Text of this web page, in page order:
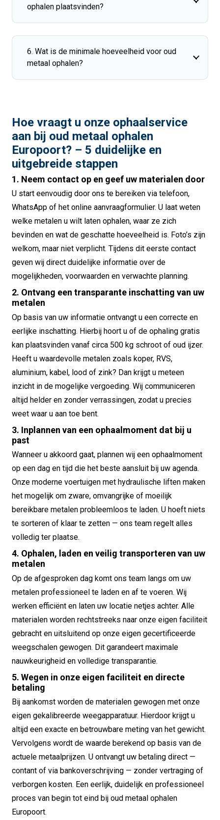
ophalen plaatsvinden?
6. Wat is de minimale hoeveelheid voor oud
metaal ophalen?
Hoe vraagt u onze ophaalservice
aan bij oud metaal ophalen
Europoort? – 5 duidelijke en
uitgebreide stappen
1. Neem contact op en geef uw materialen door
U start eenvoudig door ons te bereiken via telefoon,
WhatsApp of het online aanvraagformulier. U laat weten
welke metalen u wilt laten ophalen, waar ze zich
bevinden en wat de geschatte hoeveelheid is. Foto’s zijn
welkom, maar niet verplicht. Tijdens dit eerste contact
geven wij direct duidelijke informatie over de
mogelijkheden, voorwaarden en verwachte planning.
2. Ontvang een transparante inschatting van uw
metalen
Op basis van uw informatie ontvangt u een correcte en
eerlijke inschatting. Hierbij hoort u of de ophaling gratis
kan plaatsvinden vanaf circa 500 kg schroot of oud ijzer.
Heeft u waardevolle metalen zoals koper, RVS,
aluminium, kabel, lood of zink? Dan krijgt u meteen
inzicht in de mogelijke vergoeding. Wij communiceren
altijd helder en zonder verrassingen, zodat u precies
weet waar u aan toe bent.
3. Inplannen van een ophaalmoment dat bij u
past
Wanneer u akkoord gaat, plannen wij een ophaalmoment
op een dag en tijd die het beste aansluit bij uw agenda.
Onze moderne voertuigen met hydraulische liften maken
het mogelijk om zware, omvangrijke of moeilijk
bereikbare metalen probleemloos te laden. U hoeft niets
te sorteren of klaar te zetten — ons team regelt alles
volledig ter plaatse.
4. Ophalen, laden en veilig transporteren van uw
metalen
Op de afgesproken dag komt ons team langs om uw
metalen professioneel te laden en af te voeren. Wij
werken efficiënt en laten uw locatie netjes achter. Alle
materialen worden rechtstreeks naar onze eigen faciliteit
gebracht en uitsluitend op onze eigen gecertificeerde
weegschalen gewogen. Dit garandeert maximale
nauwkeurigheid en volledige transparantie.
5. Wegen in onze eigen faciliteit en directe
betaling
Bij aankomst worden de materialen gewogen met onze
eigen gekalibreerde weegapparatuur. Hierdoor krijgt u
altijd een exacte en betrouwbare meting van het gewicht.
Vervolgens wordt de waarde berekend op basis van de
actuele metaalprijzen. U ontvangt uw betaling direct —
contant of via bankoverschrijving — zonder vertraging of
verborgen kosten. Een eerlijk, duidelijk en professioneel
proces van begin tot eind bij oud metaal ophalen
Europoort.